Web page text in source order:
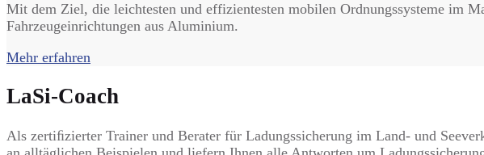
Mit dem Ziel, die leichtesten und effizientesten mobilen Ordnungssysteme im
Fahrzeugeinrichtungen aus Aluminium.
Mehr erfahren
LaSi-Coach
Als zertiﬁzierter Trainer und Berater für Ladungssicherung im Land- und